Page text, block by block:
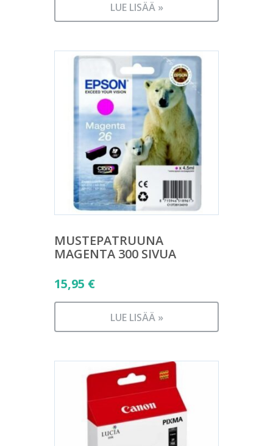
LUE LISÄÄ »
MUSTEPATRUUNA
MAGENTA 300 SIVUA
15,95 €
LUE LISÄÄ »